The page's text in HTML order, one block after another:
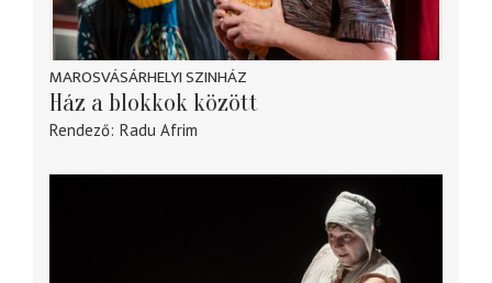
MAROSVÁSÁRHELYI SZINHÁZ
Ház a blokkok között
Rendező Radu Afrim